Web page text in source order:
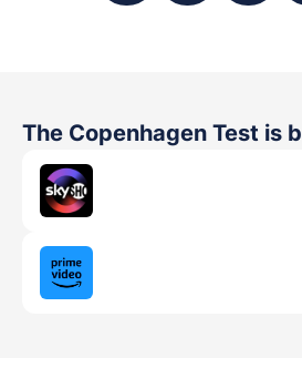
The Copenhagen Test is